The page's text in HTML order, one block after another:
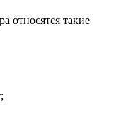
относятся такие